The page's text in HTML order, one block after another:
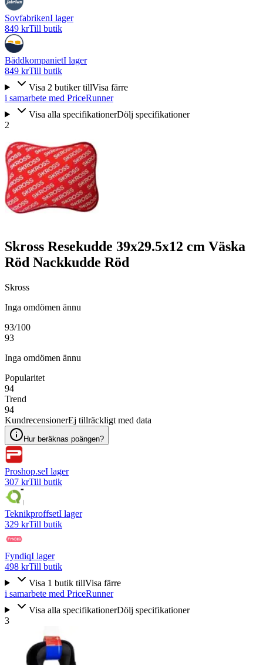
SovfabrikenI lager
849 krTill butik
BäddkompanietI lager
849 krTill butik
Visa 2 butiker tillVisa färre
i samarbete med PriceRunner
Visa alla specifikationerDölj specifikationer
2
Skross Resekudde 39x29.5x12 cm Väska
Röd Nackkudde Röd
Skross
Inga omdömen ännu
93/100
93
Inga omdömen ännu
Popularitet
94
Trend
94
KundrecensionerEj tillräckligt med data
Hur beräknas poängen?
Proshop.seI lager
307 krTill butik
TeknikproffsetI lager
329 krTill butik
FyndiqI lager
498 krTill butik
Visa 1 butik tillVisa färre
i samarbete med PriceRunner
Visa alla specifikationerDölj specifikationer
3